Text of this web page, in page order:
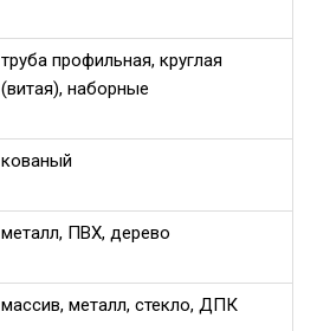
труба профильная, круглая
(витая), наборные
кованый
металл, ПВХ, дерево
массив, металл, стекло, ДПК